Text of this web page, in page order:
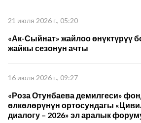
21 июля 2026 г., 05:20
«Ак-Сыйнат» жайлоо өнүктүрүү
жайкы сезонун ачты
16 июля 2026 г., 09:27
«Роза Отунбаева демилгеси»
өлкөлөрүнүн ортосундагы
диалогу – 2026» эл аралык